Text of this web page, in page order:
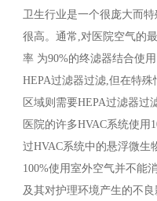
卫生行业是一个很庞大而
很高。通常,对医院空气的
率 为90%的终滤器结合使
HEPA过滤器过滤,但在特
区域则需要HEPA过滤器过
医院的许多HVAC系统使用
过HVAC系统中的悬浮微生
100%使用室外空气并不能
及其对护理环境产生的不